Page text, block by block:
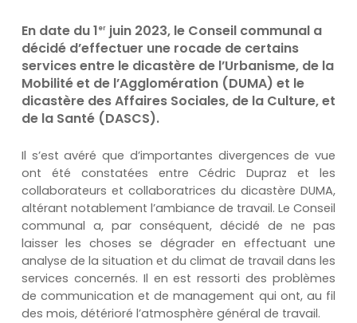
En date du 1erjuin 2023, le Conseil communal a
décidé d’effectuer une rocade de certains
services entre le dicastère de l’Urbanisme, de la
Mobilité et de l’Agglomération (DUMA) et le
dicastère des Affaires Sociales, de la Culture, et
de la Santé (DASCS).
Il s’est avéré que d’importantes divergences de vue
ont été constatées entre Cédric Dupraz et les
collaborateurs et collaboratrices du dicastère DUMA,
altérant notablement l’ambiance de travail. Le Conseil
communal a, par conséquent, décidé de ne pas
laisser les choses se dégrader en effectuant une
analyse de la situation et du climat de travail dans les
services concernés. Il en est ressorti des problèmes
de communication et de management qui ont, au fil
des mois, détérioré l’atmosphère général de travail.